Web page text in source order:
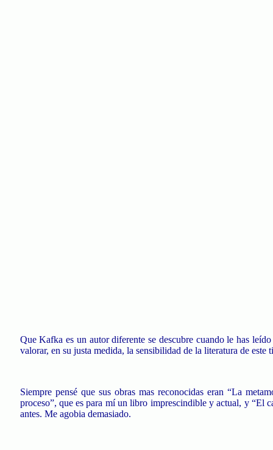
QueKafka es un autor diferente se descubre cuando le has
valorar, en su justa medida, la sensibilidad de la literatura de
Siempre pensé que sus obras mas reconocidas eran “La
proceso”, que es para mí un libro imprescindible y actual, y “El
antes. Me agobia demasiado.